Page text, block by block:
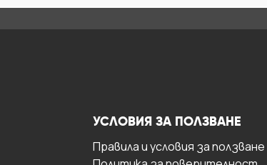
УСЛОВИЯ ЗА ПОЛЗВАНЕ
Правила и условия за ползване